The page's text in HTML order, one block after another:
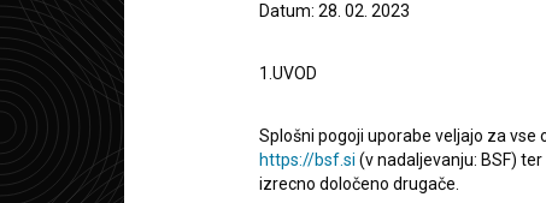
Datum: 28. 02. 2023
1.UVOD
Splošni pogoji uporabe veljajo za
https://bsf.si (v nadaljevanju: BSF)
izrecno določeno drugače.